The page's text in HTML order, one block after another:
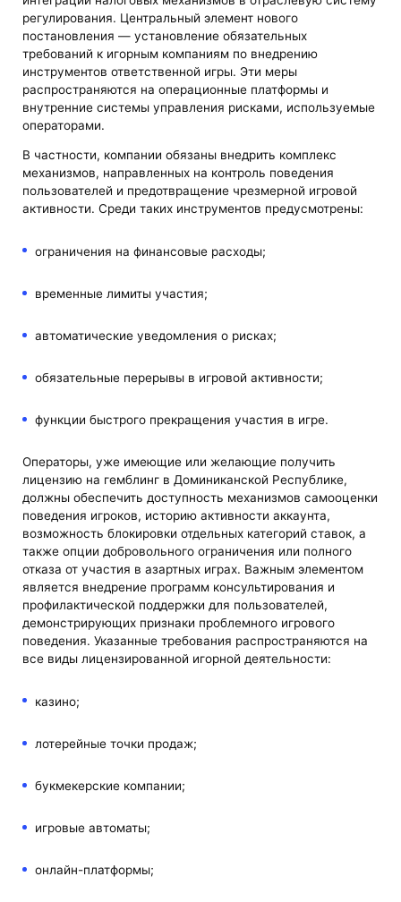
регулирования. Центральный элемент нового
постановления — установление обязательных
требований к игорным компаниям по внедрению
инструментов ответственной игры. Эти меры
распространяются на операционные платформы и
внутренние системы управления рисками, используемые
операторами.
В частности, компании обязаны внедрить комплекс
механизмов, направленных на контроль поведения
пользователей и предотвращение чрезмерной игровой
активности. Среди таких инструментов предусмотрены:
ограничения на финансовые расходы;
временные лимиты участия;
автоматические уведомления о рисках;
обязательные перерывы в игровой активности;
функции быстрого прекращения участия в игре.
Операторы, уже имеющие или желающие получить
лицензию на гемблинг в Доминиканской Республике,
должны обеспечить доступность механизмов самооценки
поведения игроков, историю активности аккаунта,
возможность блокировки отдельных категорий ставок, а
также опции добровольного ограничения или полного
отказа от участия в азартных играх. Важным элементом
является внедрение программ консультирования и
профилактической поддержки для пользователей,
демонстрирующих признаки проблемного игрового
поведения. Указанные требования распространяются на
все виды лицензированной игорной деятельности:
казино;
лотерейные точки продаж;
букмекерские компании;
игровые автоматы;
онлайн-платформы;